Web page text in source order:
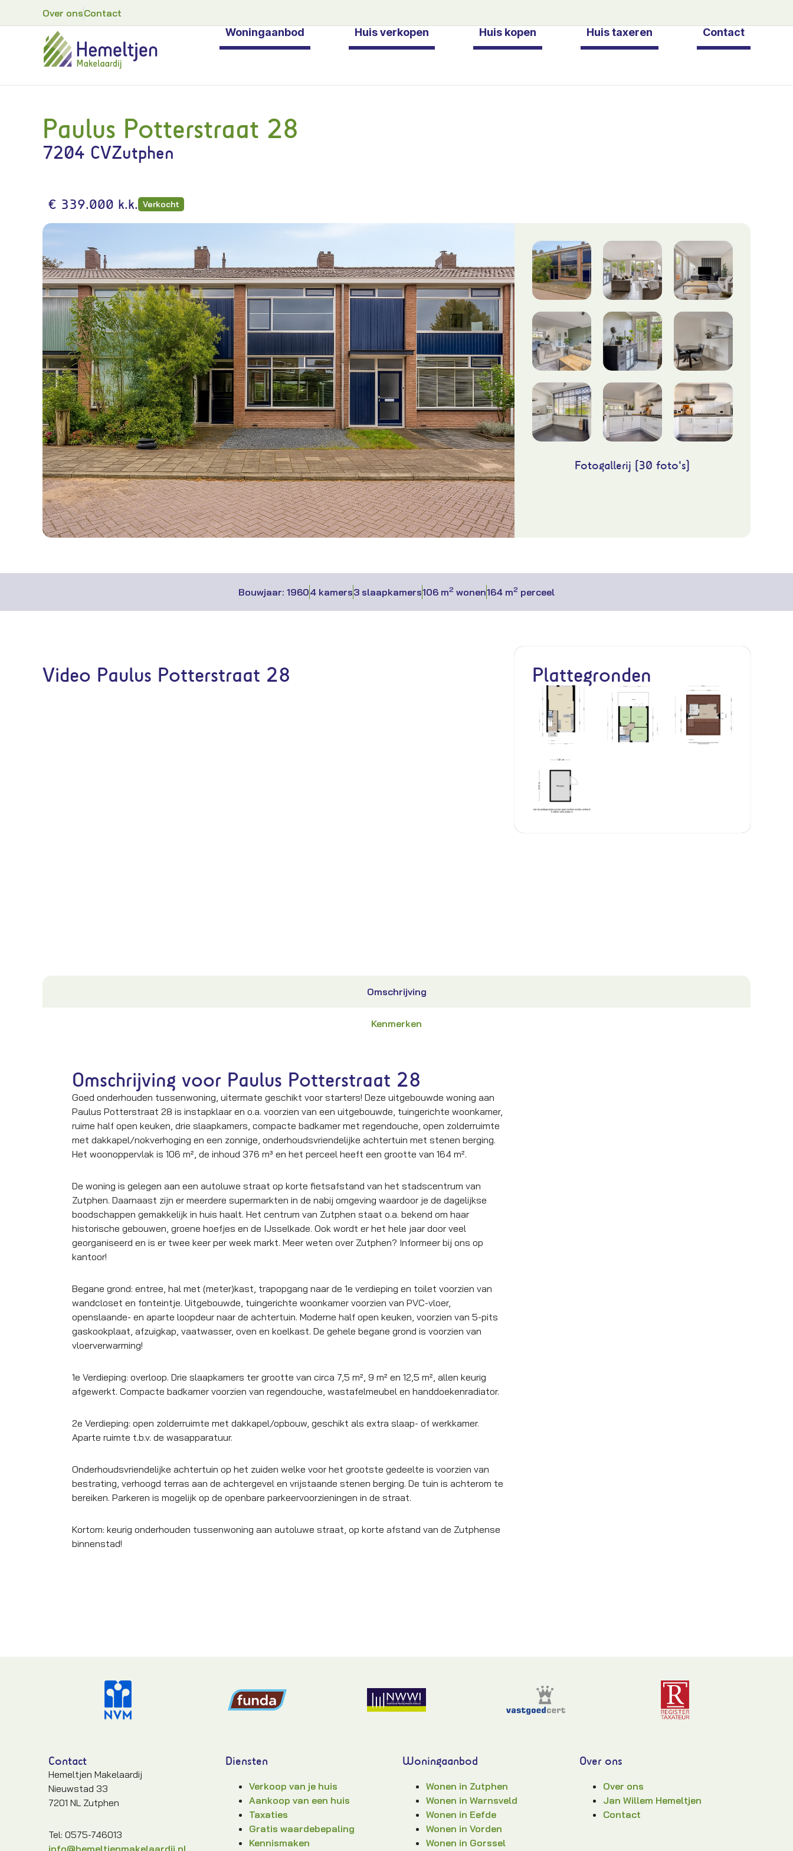
Over onsContact
Woningaanbod Huis verkopen Huis kopen Huis taxeren Contact
Paulus Potterstraat 28
7204 CVZutphen
€ 339.000 k.k. Verkocht
Fotogallerij (30 foto's)
Bouwjaar: 19604 kamers3 slaapkamers106 m2 wonen164 m2 perceel
Video Paulus Potterstraat 28 Plattegronden
Omschrijving
Kenmerken
Omschrijving voor Paulus Potterstraat 28
Goed onderhouden tussenwoning, uitermate geschikt voor starters! Deze uitgebouwde woning aan
Paulus Potterstraat 28 is instapklaar en o.a. voorzien van een uitgebouwde, tuingerichte woonkamer,
ruime half open keuken, drie slaapkamers, compacte badkamer met regendouche, open zolderruimte
met dakkapel/nokverhoging en een zonnige, onderhoudsvriendelijke achtertuin met stenen berging.
Het woonoppervlak is 106 m², de inhoud 376 m³ en het perceel heeft een grootte van 164 m².
De woning is gelegen aan een autoluwe straat op korte fietsafstand van het stadscentrum van
Zutphen. Daarnaast zijn er meerdere supermarkten in de nabij omgeving waardoor je de dagelijkse
boodschappen gemakkelijk in huis haalt. Het centrum van Zutphen staat o.a. bekend om haar
historische gebouwen, groene hoefjes en de IJsselkade. Ook wordt er het hele jaar door veel
georganiseerd en is er twee keer per week markt. Meer weten over Zutphen? Informeer bij ons op
kantoor!
Begane grond: entree, hal met (meter)kast, trapopgang naar de 1e verdieping en toilet voorzien van
wandcloset en fonteintje. Uitgebouwde, tuingerichte woonkamer voorzien van PVC-vloer,
openslaande- en aparte loopdeur naar de achtertuin. Moderne half open keuken, voorzien van 5-pits
gaskookplaat, afzuigkap, vaatwasser, oven en koelkast. De gehele begane grond is voorzien van
vloerverwarming!
1e Verdieping: overloop. Drie slaapkamers ter grootte van circa 7,5 m², 9 m² en 12,5 m², allen keurig
afgewerkt. Compacte badkamer voorzien van regendouche, wastafelmeubel en handdoekenradiator.
2e Verdieping: open zolderruimte met dakkapel/opbouw, geschikt als extra slaap- of werkkamer.
Aparte ruimte t.b.v. de wasapparatuur.
Onderhoudsvriendelijke achtertuin op het zuiden welke voor het grootste gedeelte is voorzien van
bestrating, verhoogd terras aan de achtergevel en vrijstaande stenen berging. De tuin is achterom te
bereiken. Parkeren is mogelijk op de openbare parkeervoorzieningen in de straat.
Kortom: keurig onderhouden tussenwoning aan autoluwe straat, op korte afstand van de Zutphense
binnenstad!
Contact
Hemeltjen Makelaardij
Nieuwstad 33
7201 NL Zutphen
Tel: 0575-746013
Diensten
Verkoop van je huis
Aankoop van een huis
Taxaties
Gratis waardebepaling
Kennismaken
Woningaanbod
Wonen in Zutphen
Wonen in Warnsveld
Wonen in Eefde
Wonen in Vorden
Wonen in Gorssel
Over ons
Over ons
Jan Willem Hemeltjen
Contact